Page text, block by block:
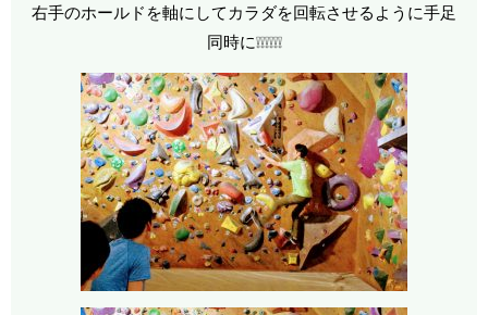
右手のホールドを軸にしてカラダを回転させるように手足
同時に❕❕❕❕❕❕